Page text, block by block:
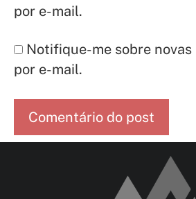
por e-mail.
Notifique-me sobre
por e-mail.